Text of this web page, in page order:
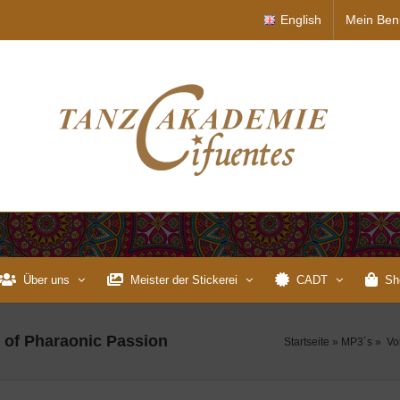
English Mein
Über uns Meister der Stickerei CADT
Pharaonic Passion Startseite » MP3´s »